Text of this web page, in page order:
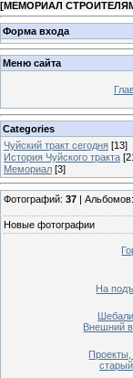
[МЕМОРИАЛ
Форма входа
Меню сайта
Categories
Чуйский тракт сегодня [13]
История Чуйского тракта
Мемориал [3]
Фотографий: 37 | Альбомов:
Новые фотографии
На
Внешний
Проекты,